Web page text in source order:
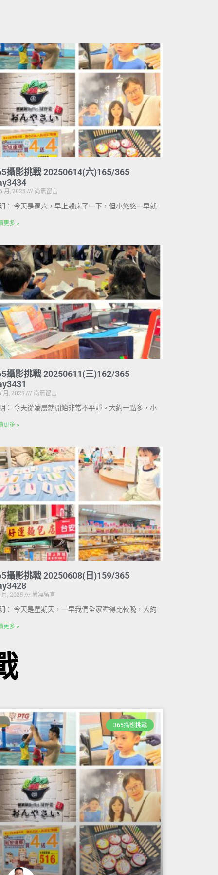
攝影挑戰 20250614(六)165/365
月, 2025
尚無留言
： 今天是週六，早上賴床了一下，但小悠悠一早就
更多 »
攝影挑戰 20250611(三)162/365
月, 2025
尚無留言
： 今天從凌晨就開始非常不平靜。大約一點多，小
更多 »
攝影挑戰 20250608(日)159/365
, 2025
尚無留言
： 今天是星期天，一早我們全家睡得比較晚，大約
更多 »
365攝影挑戰